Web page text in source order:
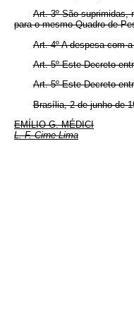
Art. 3º São suprimidas,
para o mesmo Quadro de
Art. 4º A despesa com
Art. 5º Este Decreto
Art. 5º Este Decreto
Brasília, 2 de junho de
EMÍLIO G. MÉDICI
L. F. Cirne Lima